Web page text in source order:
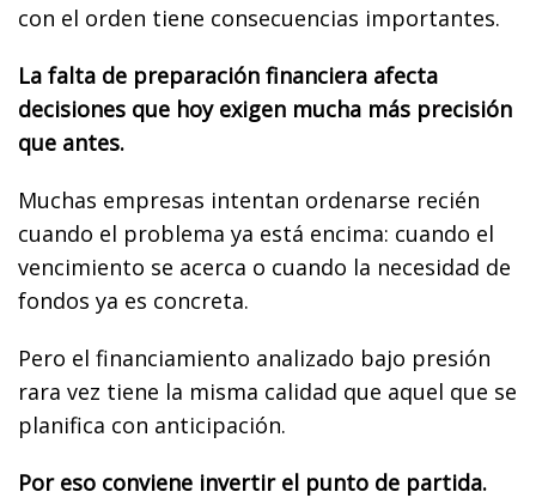
con el orden tiene consecuencias importantes.
La falta de preparación financiera afecta
decisiones que hoy exigen mucha más precisión
que antes.
Muchas empresas intentan ordenarse recién
cuando el problema ya está encima: cuando el
vencimiento se acerca o cuando la necesidad de
fondos ya es concreta.
Pero el financiamiento analizado bajo presión
rara vez tiene la misma calidad que aquel que se
planifica con anticipación.
Por eso conviene invertir el punto de partida.